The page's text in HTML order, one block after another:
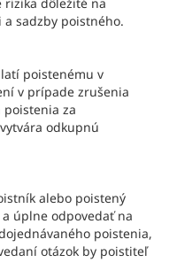
sadzby poistného.
poistenému v
v prípade zrušenia
za
odkupnú
alebo poistený
úplne odpovedať na
poistenia,
otázok by poistiteľ